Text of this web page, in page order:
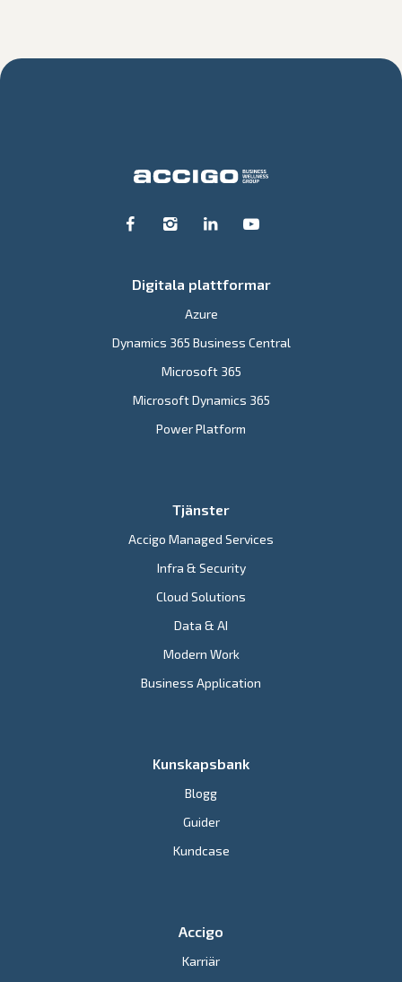
Digitala plattformar
Azure
Dynamics 365 Business Central
Microsoft 365
Microsoft Dynamics 365
Power Platform
Tjänster
Accigo Managed Services
Infra & Security
Cloud Solutions
Data & AI
Modern Work
Business Application
Kunskapsbank
Blogg
Guider
Kundcase
Accigo
Karriär